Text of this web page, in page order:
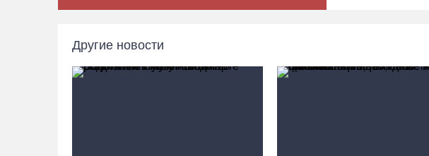
Другие новости